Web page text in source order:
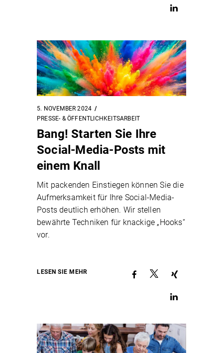
5. NOVEMBER 2024
PRESSE- & ÖFFENTLICHKEITSARBEIT
Bang! Starten Sie Ihre
Social-Media-Posts mit
einem Knall
Mit packenden Einstiegen können Sie die
Aufmerksamkeit für Ihre Social-Media-
Posts deutlich erhöhen. Wir stellen
bewährte Techniken für knackige „Hooks“
vor.
LESEN SIE MEHR